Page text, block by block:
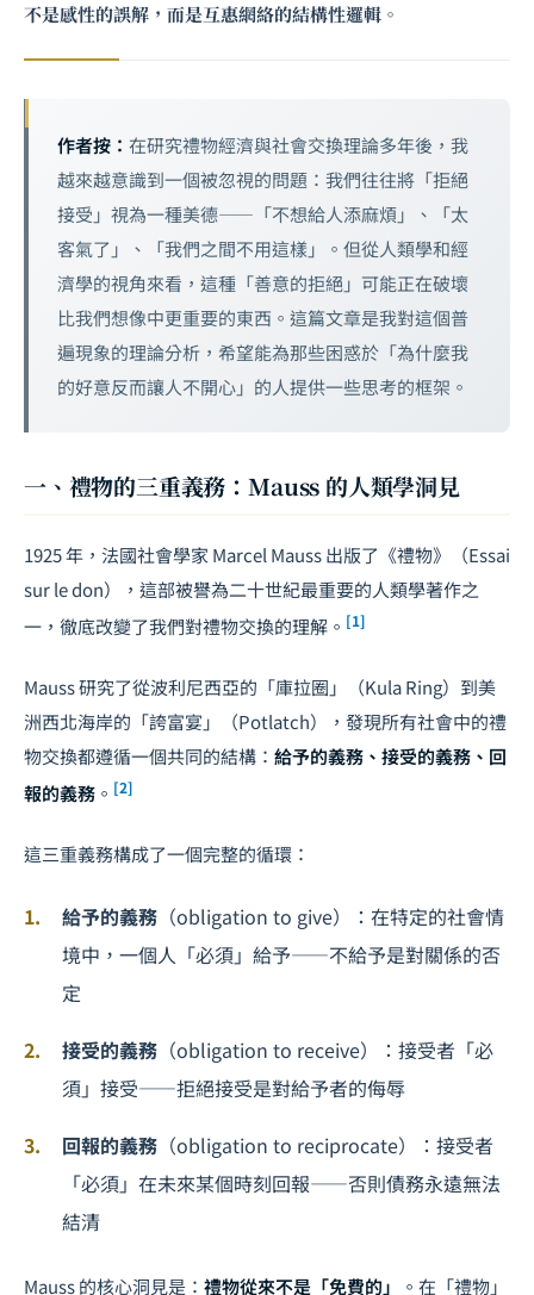
不是感性的誤解，而是互惠網絡的結構性邏輯。
作者按： 在研究禮物經濟與社會交換理論多年後，我
越來越意識到一個被忽視的問題：我們往往將「拒絕
接受」視為一種美德——「不想給人添麻煩」、「太
客氣了」、「我們之間不用這樣」。但從人類學和經
濟學的視角來看，這種「善意的拒絕」可能正在破壞
比我們想像中更重要的東西。這篇文章是我對這個普
遍現象的理論分析，希望能為那些困惑於「為什麼我
的好意反而讓人不開心」的人提供一些思考的框架。
一、禮物的三重義務：Mauss 的人類學洞見
1925 年，法國社會學家 Marcel Mauss 出版了《禮物》（Essai
sur le don），這部被譽為二十世紀最重要的人類學著作之
一，徹底改變了我們對禮物交換的理解。 [1]
Mauss 研究了從波利尼西亞的「庫拉圈」（Kula Ring）到美
洲西北海岸的「誇富宴」（Potlatch），發現所有社會中的禮
物交換都遵循一個共同的結構： 給予的義務、接受的義務、回
報的義務 。 [2]
這三重義務構成了一個完整的循環：
給予的義務 （obligation to give）：在特定的社會情
境中，一個人「必須」給予——不給予是對關係的否
定
接受的義務 （obligation to receive）：接受者「必
須」接受——拒絕接受是對給予者的侮辱
回報的義務 （obligation to reciprocate）：接受者
「必須」在未來某個時刻回報——否則債務永遠無法
結清
Mauss 的核心洞見是： 禮物從來不是「免費的」
。在「禮物」